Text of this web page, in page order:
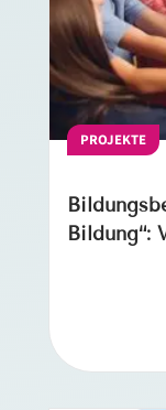
PROJEKTE
Bildung“: